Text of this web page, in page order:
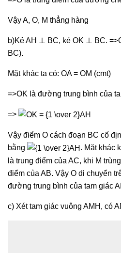
Vậy A, O, M thẳng hàng
b)Kẻ AH ⊥ BC, kẻ OK ⊥ BC.
BC).
Mặt khác ta có: OA = OM (cmt)
=>OK là đường trung bình của
=>
Vậy điểm O cách đoạn BC cố
bằng
. Mặt khác
là trung điểm của AC, khi M
điểm của AB. Vậy O di chuyển
đường trung bình của tam giác
c) Xét tam giác vuông AMH, có